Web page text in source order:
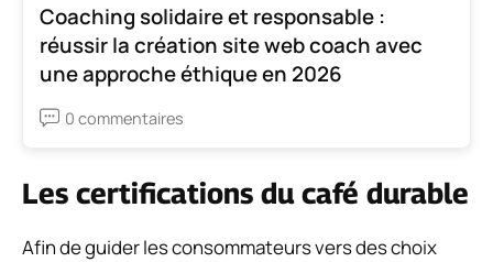
Coaching solidaire et responsable :
réussir la création site web coach avec
une approche éthique en 2026
0 commentaires
Les certifications du café durable
Afin de guider les consommateurs vers des choix